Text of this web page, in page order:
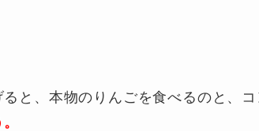
と、本物のりんごを食べるのと、